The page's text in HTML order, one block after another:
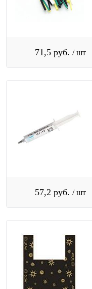
71,5 руб. / шт
57,2 руб. / шт